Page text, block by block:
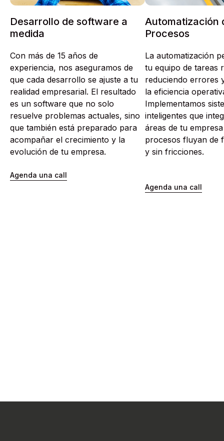
Desarrollo de software a
medida
Con más de 15 años de
experiencia, nos aseguramos de
que cada desarrollo se ajuste a tu
realidad empresarial. El resultado
es un software que no solo
resuelve problemas actuales, sino
que también está preparado para
acompañar el crecimiento y la
evolución de tu empresa.
Agenda una call
Automatización
Procesos
La automatización
tu equipo de tareas
reduciendo errores
la eficiencia
Implementamos
inteligentes que
áreas de tu
procesos fluyan de
y sin fricciones.
Agenda una call